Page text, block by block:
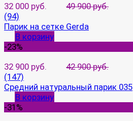
32 000 руб.
49 900 руб.
(94)
Парик на сетке Gerda
В корзину
-23%
32 900 руб.
42 900 руб.
(147)
Средний натуральный парик 035
В корзину
-31%